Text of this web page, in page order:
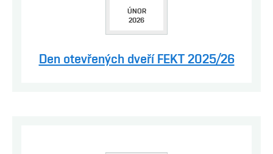
ÚNOR
2026
Den otevřených dveří FEKT 2025/26